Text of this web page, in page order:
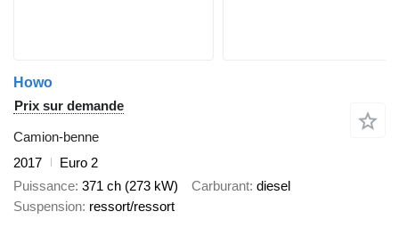
Howo
Prix sur demande
Camion-benne
2017
Euro 2
Puissance 371 ch (273 kW) Carburant diesel
Suspension ressort/ressort